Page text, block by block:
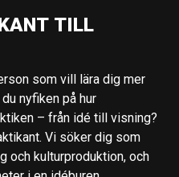
TILL
som vill lära dig mer
nyfiken på hur
– från idé till visning?
Vi söker dig som
och kulturproduktion, och